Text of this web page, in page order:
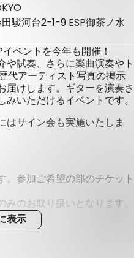
駿河台2-1-9 ESP御茶ノ水
ベントを今年も開催！
や試奏、さらに楽曲演奏やト
代アーティスト写真の掲示
届けします。ギターを演奏さ
いただけるイベントです。
はサイン会も実施いたしま
参加ご希望の部のチケット
のお取り扱いとなります。
表示